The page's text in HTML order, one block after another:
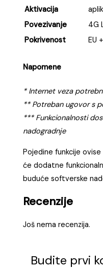
Aktivacija
Povezivanje
4G
Pokrivenost
EU
Napomene
* Internet veza
** Potreban ugovor s
*** Funkcionalnosti
nadogradnje
Pojedine funkcije
će dodatne
buduće softverske
Recenzije
Još nema recenzija.
Budite prvi